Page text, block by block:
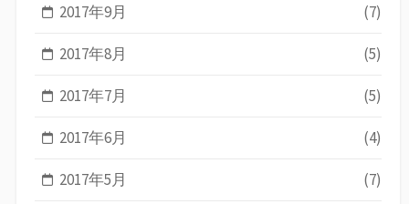
2017年9月 (7)
2017年8月 (5)
2017年7月 (5)
2017年6月 (4)
2017年5月 (7)